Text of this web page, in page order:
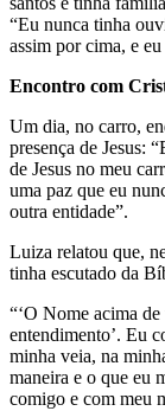
“Eu nunca tinha
assim por cima, e
Encontro com
Um dia, no carro,
presença de Jesus:
de Jesus no meu
uma paz que eu
outra entidade”.
Luiza relatou que,
tinha escutado da
“‘O Nome acima
entendimento’. Eu
minha veia, na
maneira e o que eu
comigo e com meu